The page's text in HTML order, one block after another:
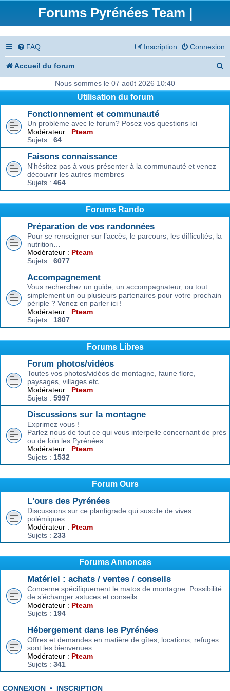
Forums Pyrénées Team |
FAQ Connexion
Inscription
Accueil du forum
e
Nous sommes le 07 août 2026 10:40
Utilisation du forum
Fonctionnement et communauté
Un problème avec le forum? Posez vos questions ici
Modérateur : Pteam
Sujets : 64
Faisons connaissance
N'hésitez pas à vous présenter à la communauté et venez
découvrir les autres membres
Sujets : 464
Forums Rando
Préparation de vos randonnées
Pour se renseigner sur l’accès, le parcours, les difficultés, la
nutrition…
Modérateur : Pteam
Sujets : 6077
Accompagnement
Vous recherchez un guide, un accompagnateur, ou tout
simplement un ou plusieurs partenaires pour votre prochain
périple ? Venez en parler ici !
Modérateur : Pteam
Sujets : 1807
Forums Libres
Forum photos/vidéos
Toutes vos photos/vidéos de montagne, faune flore,
paysages, villages etc…
Modérateur : Pteam
Sujets : 5997
Discussions sur la montagne
Exprimez vous !
Parlez nous de tout ce qui vous interpelle concernant de près
ou de loin les Pyrénées
Modérateur : Pteam
Sujets : 1532
Forum Ours
L'ours des Pyrénées
Discussions sur ce plantigrade qui suscite de vives
polémiques
Modérateur : Pteam
Sujets : 233
Forums Annonces
Matériel : achats / ventes / conseils
Concerne spécifiquement le matos de montagne. Possibilité
de s’échanger astuces et conseils
Modérateur : Pteam
Sujets : 194
Hébergement dans les Pyrénées
Offres et demandes en matière de gîtes, locations, refuges…
sont les bienvenues
Modérateur : Pteam
Sujets : 341
CONNEXION • INSCRIPTION